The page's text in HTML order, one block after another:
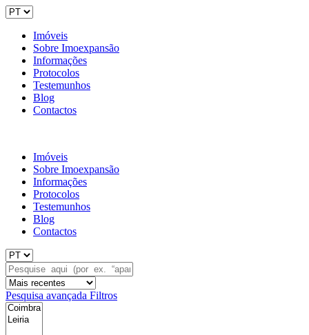
Imóveis
Sobre Imoexpansão
Informações
Protocolos
Testemunhos
Blog
Contactos
Imóveis
Sobre Imoexpansão
Informações
Protocolos
Testemunhos
Blog
Contactos
Pesquisa avançada Filtros